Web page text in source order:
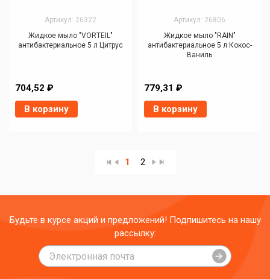
Артикул: 26322
Жидкое мыло "VORTEIL"
антибактериальное 5 л Цитрус
704,52 ₽
В корзину
Артикул: 26806
Жидкое мыло "RAIN"
антибактериальное 5 л Кокос-
Ваниль
779,31 ₽
В корзину
1 2
Будьте в курсе акций и предложений! Подпишитесь на нашу
рассылку: